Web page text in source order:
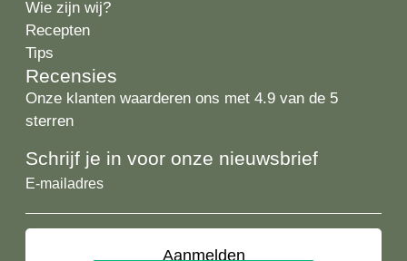
Wie zijn wij?
Recepten
Tips
Recensies
Onze klanten waarderen ons met 4.9 van de 5
sterren
Schrijf je in voor onze nieuwsbrief
E-